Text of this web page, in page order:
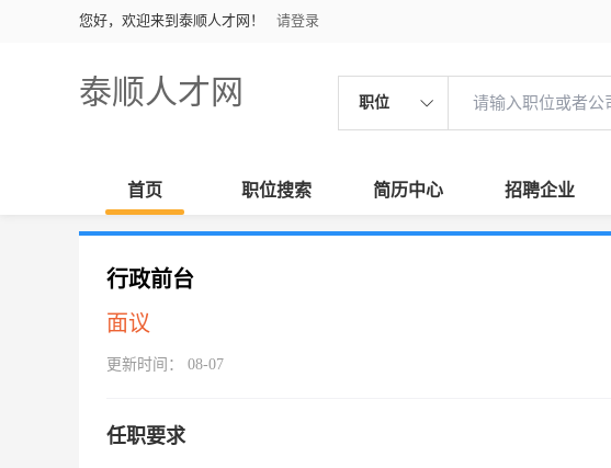
您好，欢迎来到泰顺人才网！ 请登录
泰顺人才网 职位
首页 职位搜索 简历中心 招聘企业
行政前台
面议
更新时间： 08-07
任职要求